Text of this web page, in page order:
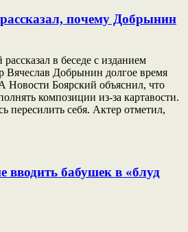
почему Добрынин
в беседе с изданием
Вячеслав Добрынин долгое время
Новости Боярский объяснил, что
композиции из-за картавости.
пересилить себя. Актер отметил,
вводить бабушек в «блуд